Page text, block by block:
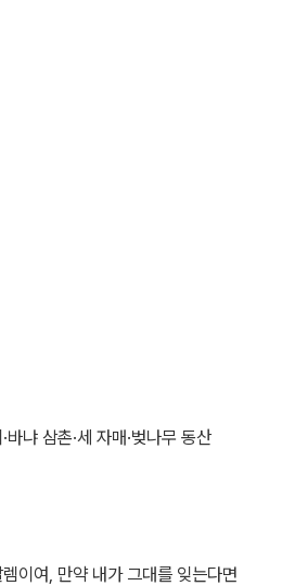
냐 삼촌·세 자매·벚나무 동산
이여, 만약 내가 그대를 잊는다면